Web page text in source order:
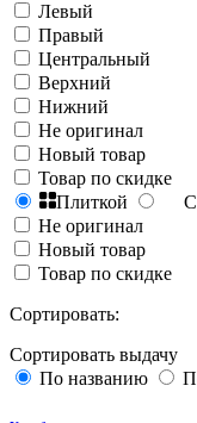
Левый
Правый
Центральный
Верхний
Нижний
Не оригинал
Новый товар
Товар по скидке
Плиткой
Не оригинал
Новый товар
Товар по скидке
Сортировать:
Сортировать выдачу
По названию